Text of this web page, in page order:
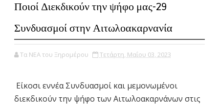
Ποιοί Διεκδικούν την ψήφο μας-29
Συνδυασμοί στην Αιτωλοακαρνανία
Τα ΝΕΑ του Ξηρομέρου Τετάρτη, Μαΐου 03, 2023
Είκοσι εννέα Συνδυασμοί και μεμονωμένοι
διεκδικούν την ψήφο των Αιτωλοακαρνάνων στις